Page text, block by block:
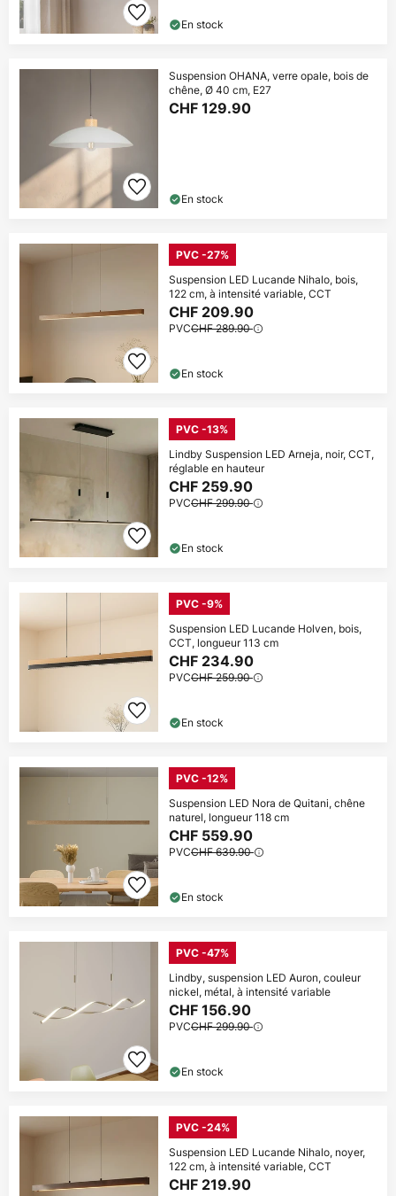
En stock
Suspension OHANA, verre opale, bois de
chêne, Ø 40 cm, E27
CHF 129.90
En stock
PVC -27%
Suspension LED Lucande Nihalo, bois,
122 cm, à intensité variable, CCT
CHF 209.90
PVCCHF 289.90
En stock
PVC -13%
Lindby Suspension LED Arneja, noir, CCT,
réglable en hauteur
CHF 259.90
PVCCHF 299.90
En stock
PVC -9%
Suspension LED Lucande Holven, bois,
CCT, longueur 113 cm
CHF 234.90
PVCCHF 259.90
En stock
PVC -12%
Suspension LED Nora de Quitani, chêne
naturel, longueur 118 cm
CHF 559.90
PVCCHF 639.90
En stock
PVC -47%
Lindby, suspension LED Auron, couleur
nickel, métal, à intensité variable
CHF 156.90
PVCCHF 299.90
En stock
PVC -24%
Suspension LED Lucande Nihalo, noyer,
122 cm, à intensité variable, CCT
CHF 219.90